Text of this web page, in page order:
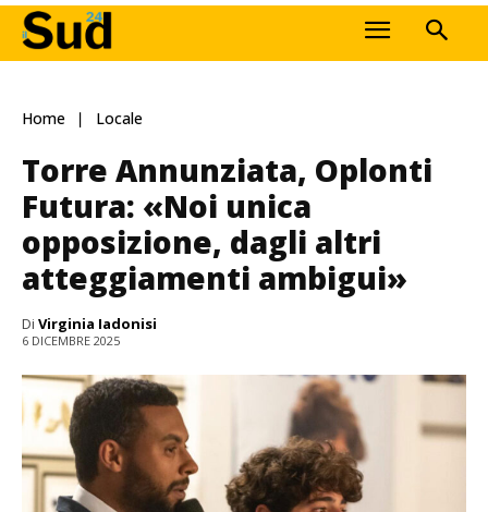
Home Locale
Torre Annunziata, Oplonti
Futura: «Noi unica
opposizione, dagli altri
atteggiamenti ambigui»
Di Virginia Iadonisi
6 DICEMBRE 2025